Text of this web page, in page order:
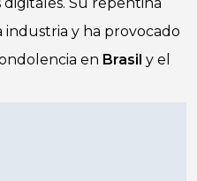
y ha provocado
en Brasil y el